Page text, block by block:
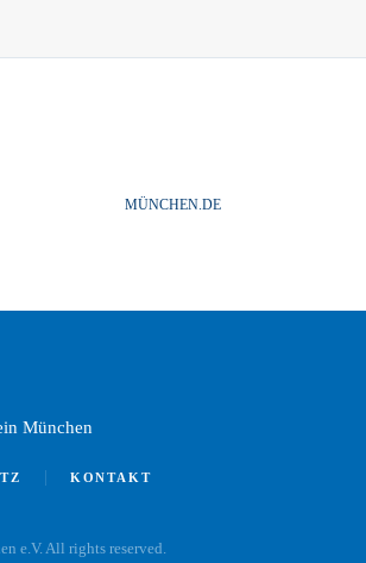
MÜNCHEN.DE
KONTAKT
e.V. All rights reserved.